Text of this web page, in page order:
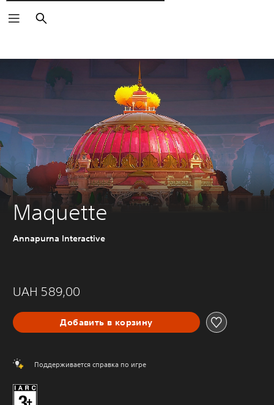
Поиск
Maquette
Annapurna Interactive
UAH 589,00
Добавить в корзину
Поддерживается справка по игре